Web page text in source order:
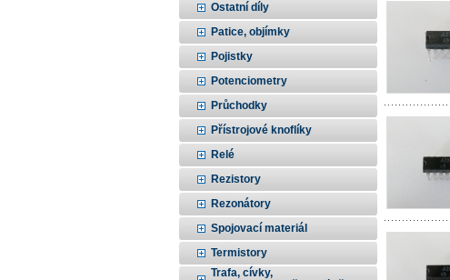
Ostatní díly
Patice, objímky
Pojistky
Potenciometry
Průchodky
Přístrojové knoflíky
Relé
Rezistory
Rezonátory
Spojovací materiál
Termistory
Trafa, cívky,